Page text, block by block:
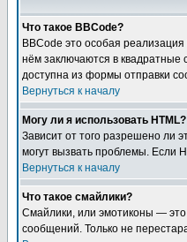
Что такое BBCode?
BBCode это особая
нём заключаются в квадратные
доступна из формы отправки
Вернуться к началу
Могу ли я использовать HTML?
Зависит от того разрешено ли
могут вызвать проблемы. Если
Вернуться к началу
Что такое смайлики?
Смайлики, или эмотиконы — это
сообщений. Только не